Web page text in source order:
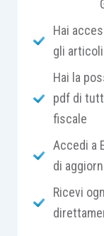
PROGRAMMA
I Incontro
Costituire
modello
Hai
gli
Hai la
pdf di
fiscale
Accedi a
di
Ricevi